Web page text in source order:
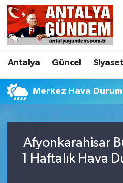
Antalya Güncel Siyaset
Merkez Hava
Afyonkarahisar
1 Haftalık Hava
Antalya
Asayiş
Bilim & Teknoloji
EĞİTİM
Antalya Nöbetçi
Antalya Hava Durumu
Antalya Namaz
Süper Lig Puan